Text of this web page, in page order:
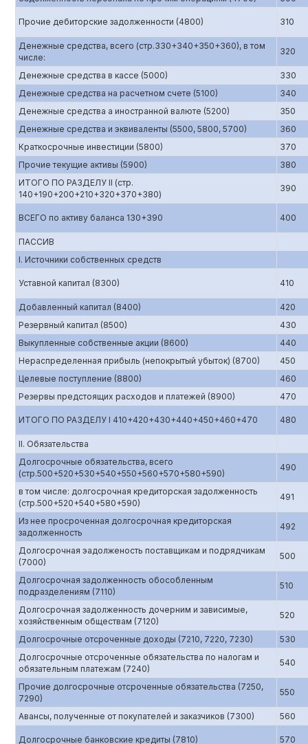
Прочие дебиторские задолженности (4800) 310
Денежные средства, всего (стр.330+340+350+360), в том
числе:
320
Денежные средства в кассе (5000)
330
Денежные средства на расчетном счете (5100)
340
Денежные средства а иностранной валюте (5200)
350
Денежные средства и эквиваленты (5500, 5800, 5700)
360
Краткосрочные инвестиции (5800)
370
Прочие текущие активы (5900)
380
ИТОГО ПО РАЗДЕЛУ II (стр.
140+190+200+210+320+370+380)
390
ВСЕГО по активу баланса 130+390 400
ПАССИВ
I. Источники собственных средств
Уставной капитал (8300) 410
Добавленный капитал (8400)
420
Резервный капитал (8500)
430
Выкупленные собственные акции (8600)
440
Нераспределенная прибыль (непокрытый убыток) (8700)
450
Целевые поступление (8800)
460
Резервы предстоящих расходов и платежей (8900)
470
ИТОГО ПО РАЗДЕЛУ I 410+420+430+440+450+460+470 480
II. Обязательства
Долгосрочные обязательства, всего
(стр.500+520+530+540+550+560+570+580+590)
490
в том числе: долгосрочная кредиторская задолженность
(стр.500+520+540+580+590)
491
Из нее просроченная долгосрочная кредиторская
задолженность
492
Долгосрочная эадолженость поставщикам и подрядчикам
(7000)
500
Долгосрочная задолженность обособленным
подразделениям (7110)
510
Долгосрочная задолженность дочерним и зависимые,
хозяйственным обществам (7120)
520
Долгосрочные отсроченные доходы (7210, 7220, 7230)
530
Долгосрочные отсроченные обязательства по налогам и
обязательным платежам (7240)
540
Прочие долгосрочные отсроченные обязательства (7250,
7290)
550
Авансы, полученные от покупателей и заказчиков (7300) 560
Долгосрочные банковские кредиты (7810) 570